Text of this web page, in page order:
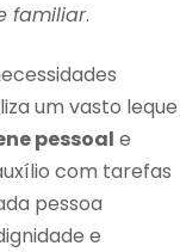
familiar.
um vasto leque
pessoal e
com tarefas
pessoa
e